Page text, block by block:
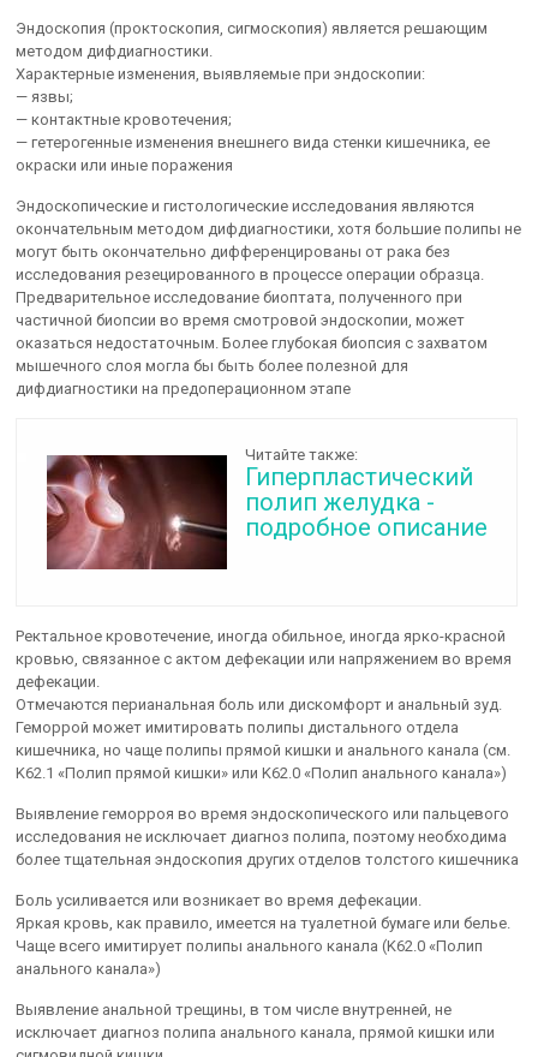
Эндоскопия (проктоскопия, сигмоскопия) является решающим
методом дифдиагностики.
Характерные изменения, выявляемые при эндоскопии:
— язвы;
— контактные кровотечения;
— гетерогенные изменения внешнего вида стенки кишечника, ее
окраски или иные поражения
Эндоскопические и гистологические исследования являются
окончательным методом дифдиагностики, хотя большие полипы не
могут быть окончательно дифференцированы от рака без
исследования резецированного в процессе операции образца.
Предварительное исследование биоптата, полученного при
частичной биопсии во время смотровой эндоскопии, может
оказаться недостаточным. Более глубокая биопсия с захватом
мышечного слоя могла бы быть более полезной для
дифдиагностики на предоперационном этапе
Читайте также:
Гиперпластический
полип желудка -
подробное описание
Ректальное кровотечение, иногда обильное, иногда ярко-красной
кровью, связанное с актом дефекации или напряжением во время
дефекации.
Отмечаются перианальная боль или дискомфорт и анальный зуд.
Геморрой может имитировать полипы дистального отдела
кишечника, но чаще полипы прямой кишки и анального канала (см.
K62.1 «Полип прямой кишки» или K62.0 «Полип анального канала»)
Выявление геморроя во время эндоскопического или пальцевого
исследования не исключает диагноз полипа, поэтому необходима
более тщательная эндоскопия других отделов толстого кишечника
Боль усиливается или возникает во время дефекации.
Яркая кровь, как правило, имеется на туалетной бумаге или белье.
Чаще всего имитирует полипы анального канала (K62.0 «Полип
анального канала»)
Выявление анальной трещины, в том числе внутренней, не
исключает диагноз полипа анального канала, прямой кишки или